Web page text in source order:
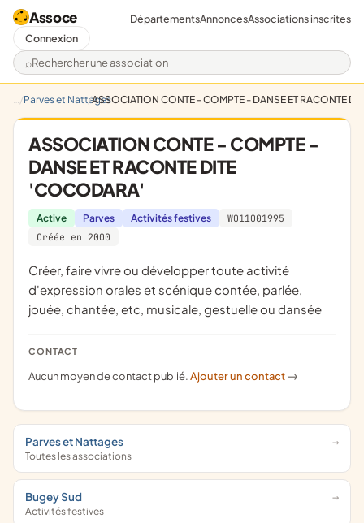
Assoce
Rechercher une association
DépartementsAnnoncesAssociations inscrites
Connexion
Parves et NattagesASSOCIATION CONTE - COMPTE - DANSE ET RACONTE
ASSOCIATION CONTE - COMPTE -
DANSE ET RACONTE DITE
'COCODARA'
Active Parves Activités festives
W011001995
Créée en 2000
créer, faire vivre ou développer toute activité
d'expression orales et scénique contée, parlée,
jouée, chantée, etc, musicale, gestuelle ou dansée
CONTACT
Aucun moyen de contact publié.Ajouter un contact ->
Parves et Nattages
Toutes les associations
Bugey Sud
Activités festives